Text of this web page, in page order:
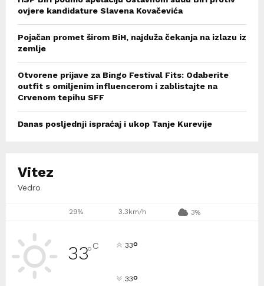
ovjere kandidature Slavena Kovačevića
Pojačan promet širom BiH, najduža čekanja na izlazu iz
zemlje
Otvorene prijave za Bingo Festival Fits: Odaberite
outfit s omiljenim influencerom i zablistajte na
Crvenom tepihu SFF
Danas posljednji ispraćaj i ukop Tanje Kurevije
Vitez
Vedro
29% 3.3km/h 3%
33°C 33°
33°